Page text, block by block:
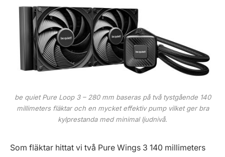
be quiet Pure Loop 3 – 280 mm baseras på två tystgående 140
millimeters fläktar och en mycket effektiv pump vilket ger bra
kylprestanda med minimal ljudnivå.
Som fläktar hittat vi två Pure Wings 3 140 millimeters